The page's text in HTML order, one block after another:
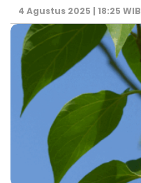
4 Agustus 2025 | 18:25 WIB